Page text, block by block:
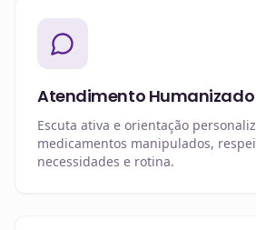
Atendimento Humanizado
Escuta ativa e orientação
medicamentos manipulados,
necessidades e rotina.